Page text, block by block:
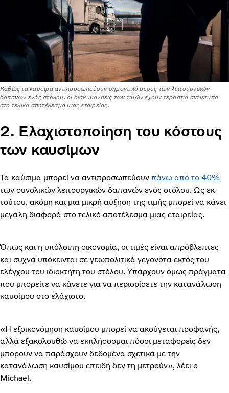
Καθώς τα καύσιμα αντιπροσωπεύουν σημαντικό μέρος των λειτουργικών
δαπανών ενός στόλου, οι διακυμάνσεις των τιμών έχουν τεράστιο αντίκτυπο
στο τελικό αποτέλεσμα μιας εταιρείας.
2. Ελαχιστοποίηση του κόστους
των καυσίμων
Τα καύσιμα μπορεί να αντιπροσωπεύουν πάνω από το 40%
των συνολικών λειτουργικών δαπανών ενός στόλου. Ως εκ
τούτου, ακόμη και μια μικρή αύξηση της τιμής μπορεί να κάνει
μεγάλη διαφορά στο τελικό αποτέλεσμα μιας εταιρείας.
Όπως και η υπόλοιπη οικονομία, οι τιμές είναι απρόβλεπτες
και συχνά υπόκεινται σε γεωπολιτικά γεγονότα εκτός του
ελέγχου του ιδιοκτήτη του στόλου. Υπάρχουν όμως πράγματα
που μπορείτε να κάνετε για να περιορίσετε την κατανάλωση
καυσίμου στο ελάχιστο.
«Η εξοικονόμηση καυσίμου μπορεί να ακούγεται προφανής,
αλλά εξακολουθώ να εκπλήσσομαι πόσοι μεταφορείς δεν
μπορούν να παράσχουν δεδομένα σχετικά με την
κατανάλωση καυσίμου επειδή δεν τη μετρούν», λέει ο
Michael.